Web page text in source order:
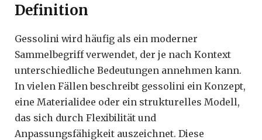
Definition
Gessolini wird häufig als ein moderner
Sammelbegriff verwendet, der je nach Kontext
unterschiedliche Bedeutungen annehmen kann.
In vielen Fällen beschreibt gessolini ein Konzept,
eine Materialidee oder ein strukturelles Modell,
das sich durch Flexibilität und
Anpassungsfähigkeit auszeichnet. Diese